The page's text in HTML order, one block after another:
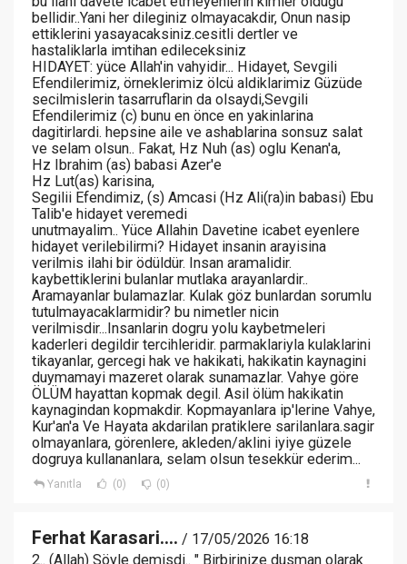
bellidir..Yani her dileginiz olmayacakdir, Onun nasip
ettiklerini yasayacaksiniz.cesitli dertler ve
hastaliklarla imtihan edileceksiniz
HIDAYET: yüce Allah'in vahyidir... Hidayet, Sevgili
Efendilerimiz, örneklerimiz ölcü aldiklarimiz Güzüde
secilmislerin tasarruflarin da olsaydi,Sevgili
Efendilerimiz (c) bunu en önce en yakinlarina
dagitirlardi. hepsine aile ve ashablarina sonsuz salat
ve selam olsun.. Fakat, Hz Nuh (as) oglu Kenan'a,
Hz Ibrahim (as) babasi Azer'e
Hz Lut(as) karisina,
Segilii Efendimiz, (s) Amcasi (Hz Ali(ra)in babasi) Ebu
Talib'e hidayet veremedi
unutmayalim.. Yüce Allahin Davetine icabet eyenlere
hidayet verilebilirmi? Hidayet insanin arayisina
verilmis ilahi bir ödüldür. Insan aramalidir.
kaybettiklerini bulanlar mutlaka arayanlardir..
Aramayanlar bulamazlar. Kulak göz bunlardan sorumlu
tutulmayacaklarmidir? bu nimetler nicin
verilmisdir...Insanlarin dogru yolu kaybetmeleri
kaderleri degildir tercihleridir. parmaklariyla kulaklarini
tikayanlar, gercegi hak ve hakikati, hakikatin kaynagini
duymamayi mazeret olarak sunamazlar. Vahye göre
ÖLÜM hayattan kopmak degil. Asil ölüm hakikatin
kaynagindan kopmakdir. Kopmayanlara ip'lerine Vahye,
Kur'an'a Ve Hayata akdarilan pratiklere sarilanlara.sagir
olmayanlara, görenlere, akleden/aklini iyiye güzele
dogruya kullananlara, selam olsun tesekkür ederim...
Yanıtla (0) (0)
Ferhat Karasari.... / 17/05/2026 16:18
2.. (Allah) Söyle demisdi.. " Birbirinize dusman olarak